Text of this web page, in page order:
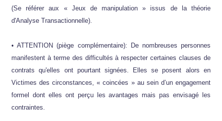
(Se référer aux « Jeux de manipulation » issus de la théorie
d'Analyse Transactionnelle).
• ATTENTION (piège complémentaire): De nombreuses personnes
manifestent à terme des difficultés à respecter certaines clauses de
contrats qu'elles ont pourtant signées. Elles se posent alors en
Victimes des circonstances, « coincées » au sein d’un engagement
formel dont elles ont perçu les avantages mais pas envisagé les
contraintes.